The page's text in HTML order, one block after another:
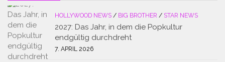
HOLLYWOOD NEWS / BIG BROTHER / STAR NEWS
2027: Das Jahr, in dem die Popkultur
endgültig durchdreht
7. APRIL 2026